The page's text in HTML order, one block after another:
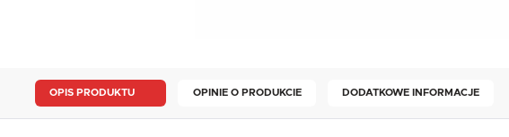
OPIS PRODUKTU OPINIE O PRODUKCIE DODATKOWE INFORMACJE